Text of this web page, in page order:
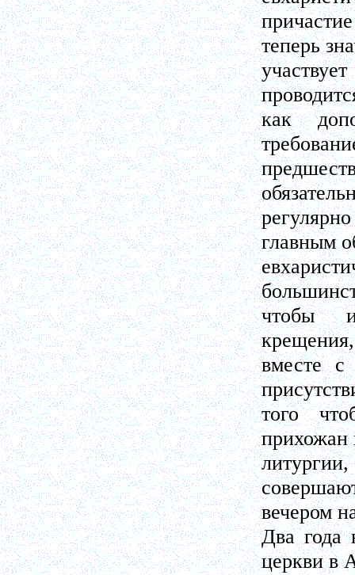
теперь
как
главным
чтобы
вместе с
того
прихожан
вечером
Два года
церкви в